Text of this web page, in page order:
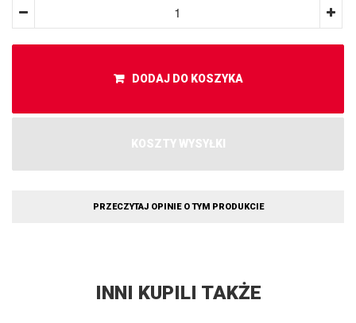
DODAJ DO KOSZYKA
KOSZTY WYSYŁKI
PRZECZYTAJ OPINIE O TYM PRODUKCIE
INNI KUPILI TAKŻE